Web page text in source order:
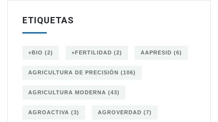
ETIQUETAS
+BIO (2) +FERTILIDAD (2) AAPRESID (6)
AGRICULTURA DE PRECISIÓN (106)
AGRICULTURA MODERNA (43)
AGROACTIVA (3) AGROVERDAD (7)